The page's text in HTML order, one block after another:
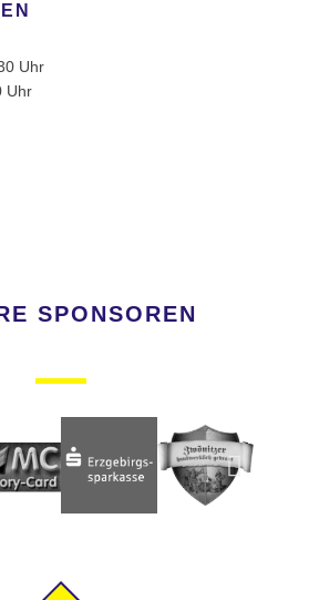
Uhr
Uhr
SPONSOREN